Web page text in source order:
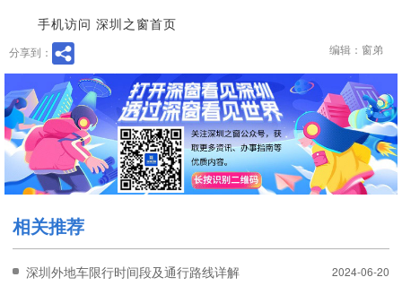
手机访问 深圳之窗首页
分享到： 编辑：窗弟
相关推荐
深圳外地车限行时间段及通行路线详解 2024-06-20